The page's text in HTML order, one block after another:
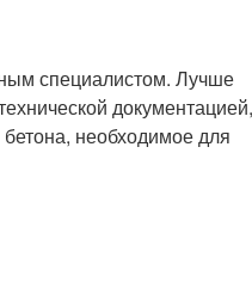
специалистом. Лучше
документацией,
необходимое для